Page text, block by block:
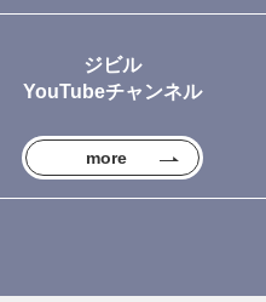
ジビル
YouTubeチャンネル
more